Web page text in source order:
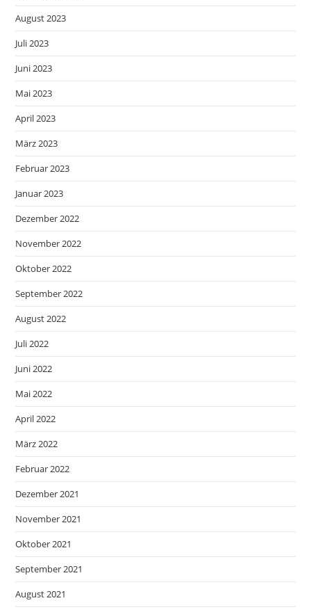
August 2023
Juli 2023
Juni 2023
Mai 2023
April 2023
März 2023
Februar 2023
Januar 2023
Dezember 2022
November 2022
Oktober 2022
September 2022
August 2022
Juli 2022
Juni 2022
Mai 2022
April 2022
März 2022
Februar 2022
Dezember 2021
November 2021
Oktober 2021
September 2021
August 2021